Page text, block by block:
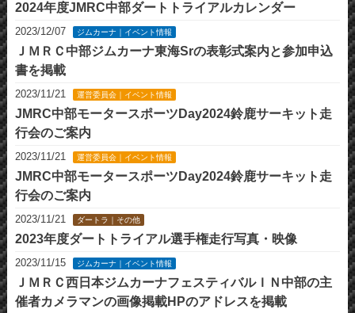
2024年度JMRC中部ダートトライアルカレンダー
2023/12/07 ジムカーナ｜イベント情報
ＪＭＲＣ中部ジムカーナ東海Srの表彰式案内と参加申込
書を掲載
2023/11/21 運営委員会｜イベント情報
JMRC中部モータースポーツDay2024鈴鹿サーキット走
行会のご案内
2023/11/21 運営委員会｜イベント情報
JMRC中部モータースポーツDay2024鈴鹿サーキット走
行会のご案内
2023/11/21 ダートラ｜その他
2023年度ダートトライアル選手権走行写真・映像
2023/11/15 ジムカーナ｜イベント情報
ＪＭＲＣ西日本ジムカーナフェスティバルＩＮ中部の主
催者カメラマンの画像掲載HPのアドレスを掲載